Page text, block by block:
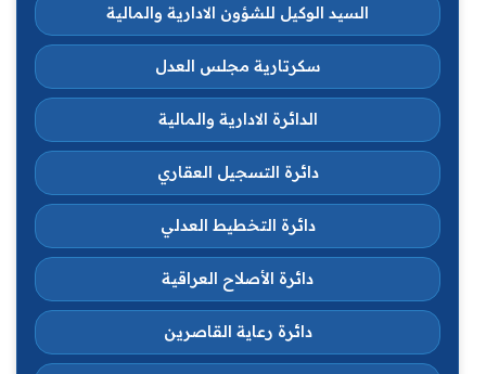
السيد الوكيل للشؤون الادارية والمالية
سكرتارية مجلس العدل
الدائرة الادارية والمالية
دائرة التسجيل العقاري
دائرة التخطيط العدلي
دائرة الأصلاح العراقية
دائرة رعاية القاصرين